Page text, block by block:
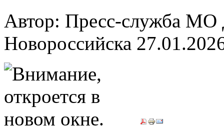
Автор: Пресс-служба
Новороссийска